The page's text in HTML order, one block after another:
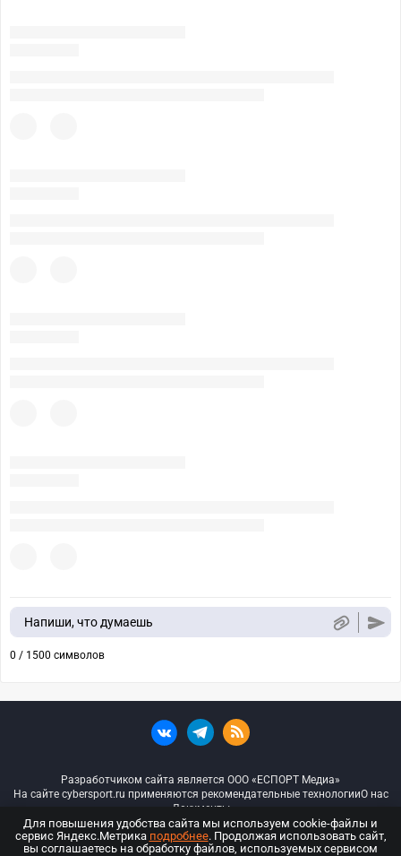
Напиши, что думаешь
0 / 1500 символов
Разработчиком сайта является ООО «ЕСПОРТ Медиа»
На сайте cybersport.ru применяются рекомендательные технологииО нас
Документы
© ООО «Киберспорт.ру» — Все права защищены
Для повышения удобства сайта мы используем cookie-файлы и
сервис Яндекс.Метрика подробнее. Продолжая использовать сайт,
вы соглашаетесь на обработку файлов, используемых сервисом